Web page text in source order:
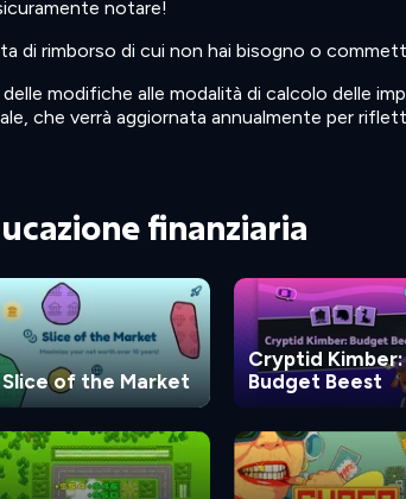
notare!
di rimborso di cui non hai bisogno o
modifiche alle modalità di calcolo delle
che verrà aggiornata annualmente per
finanziaria
Slice of the Market
Cryptid Kimber:
Budget Beest